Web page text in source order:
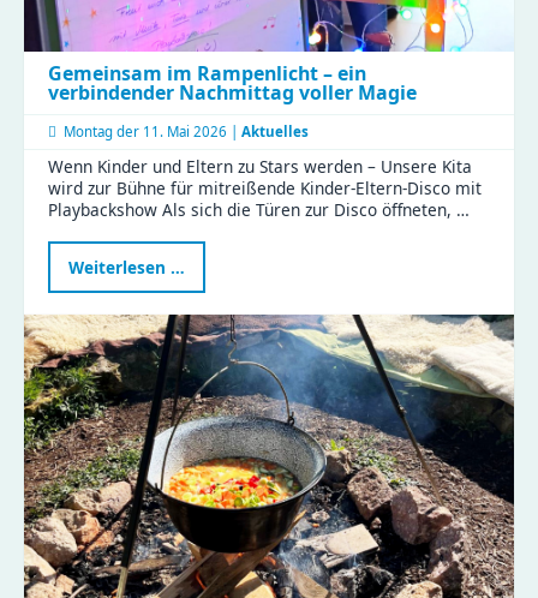
Gemeinsam im Rampenlicht – ein
verbindender Nachmittag voller Magie
Montag der 11. Mai 2026 | Aktuelles
Wenn Kinder und Eltern zu Stars werden – Unsere Kita
wird zur Bühne für mitreißende Kinder-Eltern-Disco mit
Playbackshow Als sich die Türen zur Disco öffneten, …
Weiterlesen …
im
Rampenlicht
–
ein
verbindender
Nachmittag
voller
Magie